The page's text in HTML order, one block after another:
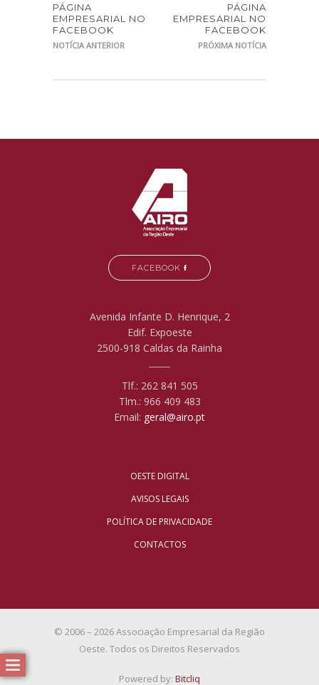
PÁGINA
EMPRESARIAL NO
FACEBOOK
NOTÍCIA ANTERIOR
PÁGINA
EMPRESARIAL NO
FACEBOOK
PRÓXIMA NOTÍCIA
FACEBOOK
Avenida Infante D. Henrique, 2
Edif. Expoeste
2500-918 Caldas da Rainha
Tlf.: 262 841 505
Tlm.: 966 409 483
Email: geral@airo.pt
OESTE DIGITAL
AVISOS LEGAIS
POLÍTICA DE PRIVACIDADE
CONTACTOS
© 2006 – 2026 Associação Empresarial da Região
Oeste. Todos os Direitos Reservados
Powered by: Bitcliq